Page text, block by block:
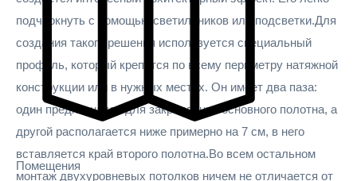
Помещения
подчеркнуть с помощью светильников или подсветки.Для
создания такого решения используется специальный
профиль, который крепится по всему периметру натяжной
конструкции или в нужных местах. Он имеет два паза:
один предназначен для закрепления основного полотна, а
другой располагается ниже примерно на 7 см, в него
вставляется край второго полотна.Во всем остальном
монтаж двухуровневых потолков ничем не отличается от